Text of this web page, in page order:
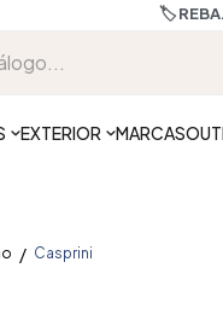
🏷️
EXTERIOR MARCAS
Casprini